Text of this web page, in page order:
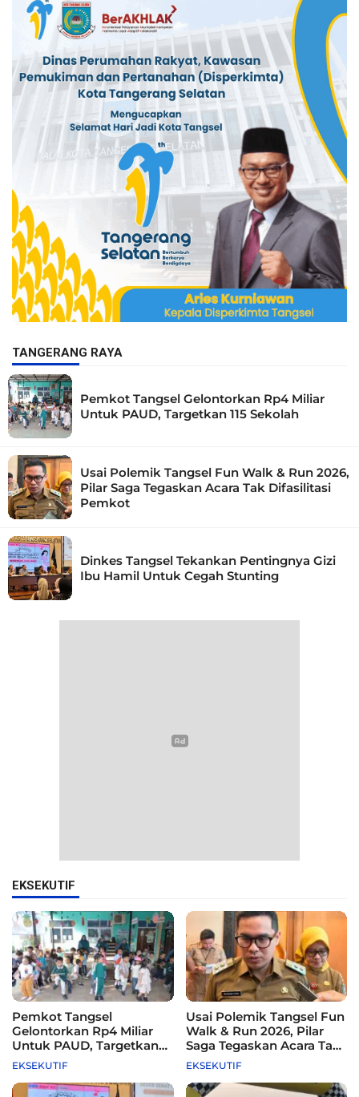
TANGERANG RAYA
Pemkot Tangsel Gelontorkan Rp4 Miliar
Untuk PAUD, Targetkan 115 Sekolah
Usai Polemik Tangsel Fun Walk & Run 2026,
Pilar Saga Tegaskan Acara Tak Difasilitasi
Pemkot
Dinkes Tangsel Tekankan Pentingnya Gizi
Ibu Hamil Untuk Cegah Stunting
EKSEKUTIF
Pemkot Tangsel
Gelontorkan Rp4 Miliar
Untuk PAUD, Targetkan
115 Sekolah
EKSEKUTIF
Usai Polemik Tangsel Fun
Walk & Run 2026, Pilar
Saga Tegaskan Acara Tak
Difasilitasi Pemkot
EKSEKUTIF